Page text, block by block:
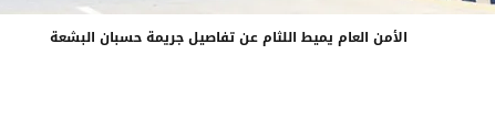
الأمن العام يميط اللثام عن تفاصيل جريمة حسبان البشعة